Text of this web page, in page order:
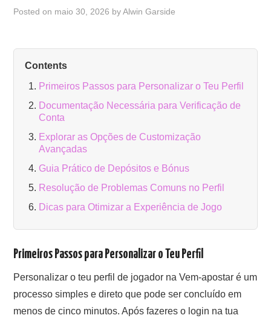
Posted on maio 30, 2026 byAlwin Garside
Contents
Primeiros Passos para Personalizar o Teu Perfil
Documentação Necessária para Verificação de
Conta
Explorar as Opções de Customização
Avançadas
Guia Prático de Depósitos e Bónus
Resolução de Problemas Comuns no Perfil
Dicas para Otimizar a Experiência de Jogo
Primeiros Passos para Personalizar o Teu Perfil
Personalizar o teu perfil de jogador na Vem-apostar é um
processo simples e direto que pode ser concluído em
menos de cinco minutos. Após fazeres o login na tua